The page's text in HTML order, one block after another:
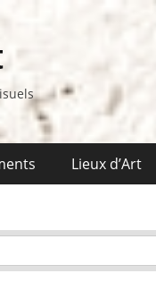
Lieux d’Art